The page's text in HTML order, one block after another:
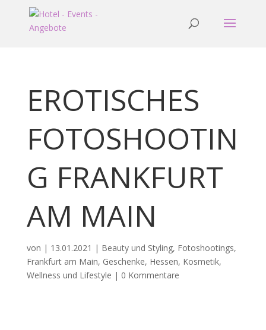
EROTISCHES
FOTOSHOOTIN
G FRANKFURT
AM MAIN
von | 13.01.2021 | Beauty und Styling, Fotoshootings,
Frankfurt am Main, Geschenke, Hessen, Kosmetik,
Wellness und Lifestyle | 0 Kommentare